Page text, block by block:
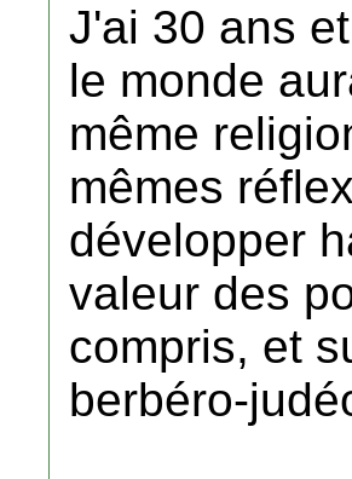
J'ai 30 ans
le monde
même
mêmes
développer
valeur des
compris, et
berbéro-